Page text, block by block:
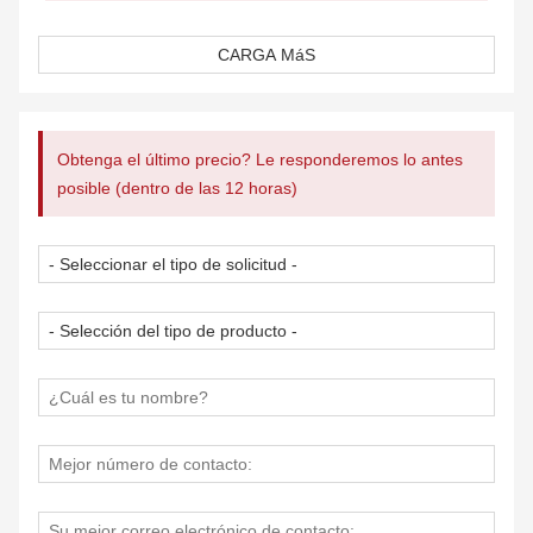
[Detección automática de etiquetas]: la impresora de
etiquetas térmicas HPRT para etiquetas de envío 4x6 es
y enrollado, etiqueta térmica, papel térmico adhesivo y
etiqueta 4x6, etc. Admite el análisis automático y el
aprendizaje de la etiqueta. Admite la impresión de papel
de etiquetas de 2” (50 mm) - 4,65” (118 mm) de ancho y
de 1” (25 mm) a 11,81” (300 mm) de largo, lo que aporta
más comodidad a su empresa. Adecuado para la mayoría
de las etiquetas térmicas directas, incluidas las etiquetas
nutrición alimentaria, códigos de barras, etiquetas de
identificación, etiquetas de correo masivo, etc. Compatible
y algunos tipos de envíos exprés como UPS, USPS,
Fedex, DHL, etc.
[Excelente diseño]: el revestimiento especial del cabezal
de la impresora lo hace más duradero. Utiliza tecnología
térmica directa avanzada, sin cartuchos ni tinta, lo que
CARGA MáS
Obtenga el último precio? Le responderemos lo antes
posible (dentro de las 12 horas)